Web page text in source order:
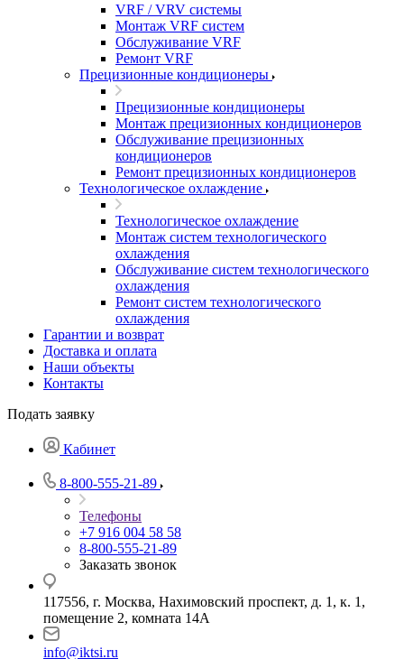
VRF / VRV системы
Монтаж VRF систем
Обслуживание VRF
Ремонт VRF
Прецизионные кондиционеры
Прецизионные кондиционеры
Монтаж прецизионных кондиционеров
Обслуживание прецизионных
кондиционеров
Ремонт прецизионных кондиционеров
Технологическое охлаждение
Технологическое охлаждение
Монтаж систем технологического
охлаждения
Обслуживание систем технологического
охлаждения
Ремонт систем технологического
охлаждения
Гарантии и возврат
Доставка и оплата
Наши объекты
Контакты
Подать заявку
Кабинет
8-800-555-21-89
Телефоны
+7 916 004 58 58
8-800-555-21-89
Заказать звонок
117556, г. Москва, Нахимовский проспект, д. 1, к. 1,
помещение 2, комната 14А
info@iktsi.ru